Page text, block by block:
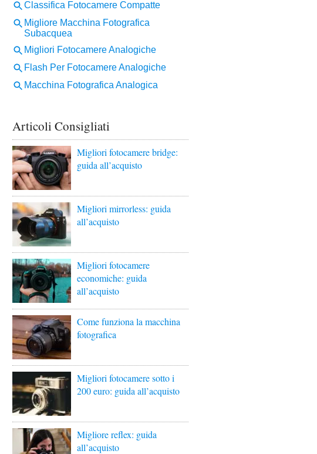
Articoli Consigliati
Migliori fotocamere bridge:
guida all’acquisto
Migliori mirrorless: guida
all’acquisto
Migliori fotocamere
economiche: guida
all’acquisto
Come funziona la macchina
fotografica
Migliori fotocamere sotto i
200 euro: guida all’acquisto
Migliore reflex: guida
all’acquisto